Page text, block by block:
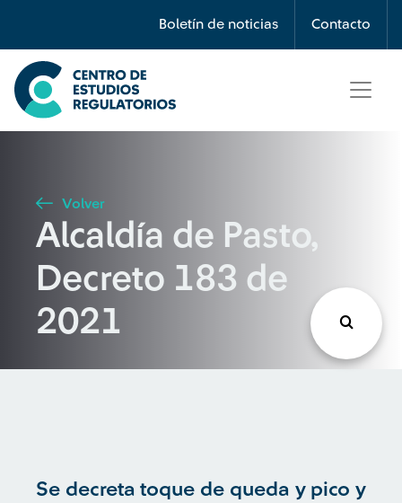
Boletín de noticias Contacto
Búsqueda
Seleccione país
Buscar
Volver
Alcaldía de Pasto,
Decreto 183 de
2021
Se decreta toque de queda y pico y